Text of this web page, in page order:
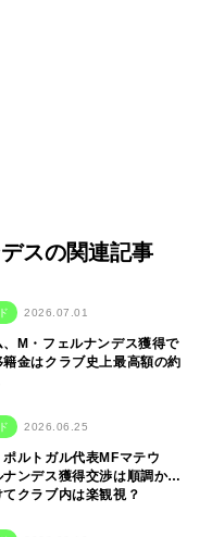
スの関連記事
2026.07.01
、M・フェルナンデス獲得で
金はクラブ史上最高額の約
2026.06.25
ルトガル代表MFマテウ
ナンデス獲得交渉は順調か…
クラブ内は楽観視？